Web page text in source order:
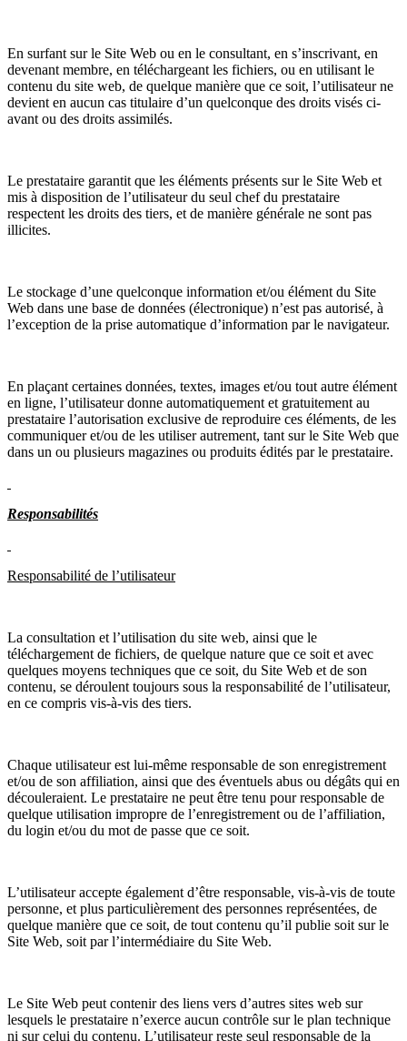
En surfant sur le Site Web ou en le consultant, en s’inscrivant, en
devenant membre, en téléchargeant les fichiers, ou en utilisant le
contenu du site web, de quelque manière que ce soit, l’utilisateur ne
devient en aucun cas titulaire d’un quelconque des droits visés ci-
avant ou des droits assimilés.
Le prestataire garantit que les éléments présents sur le Site Web et
mis à disposition de l’utilisateur du seul chef du prestataire
respectent les droits des tiers, et de manière générale ne sont pas
illicites.
Le stockage d’une quelconque information et/ou élément du Site
Web dans une base de données (électronique) n’est pas autorisé, à
l’exception de la prise automatique d’information par le navigateur.
En plaçant certaines données, textes, images et/ou tout autre élément
en ligne, l’utilisateur donne automatiquement et gratuitement au
prestataire l’autorisation exclusive de reproduire ces éléments, de les
communiquer et/ou de les utiliser autrement, tant sur le Site Web que
dans un ou plusieurs magazines ou produits édités par le prestataire.
Responsabilités
Responsabilité de l’utilisateur
La consultation et l’utilisation du site web, ainsi que le
téléchargement de fichiers, de quelque nature que ce soit et avec
quelques moyens techniques que ce soit, du Site Web et de son
contenu, se déroulent toujours sous la responsabilité de l’utilisateur,
en ce compris vis-à-vis des tiers.
Chaque utilisateur est lui-même responsable de son enregistrement
et/ou de son affiliation, ainsi que des éventuels abus ou dégâts qui en
découleraient. Le prestataire ne peut être tenu pour responsable de
quelque utilisation impropre de l’enregistrement ou de l’affiliation,
du login et/ou du mot de passe que ce soit.
L’utilisateur accepte également d’être responsable, vis-à-vis de toute
personne, et plus particulièrement des personnes représentées, de
quelque manière que ce soit, de tout contenu qu’il publie soit sur le
Site Web, soit par l’intermédiaire du Site Web.
Le Site Web peut contenir des liens vers d’autres sites web sur
lesquels le prestataire n’exerce aucun contrôle sur le plan technique
ni sur celui du contenu. L’utilisateur reste seul responsable de la